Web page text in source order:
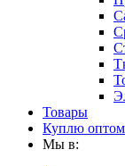
Товары
Куплю оптом
Мы в: